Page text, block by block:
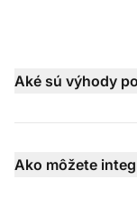
Aké sú výhody
Ako môžete